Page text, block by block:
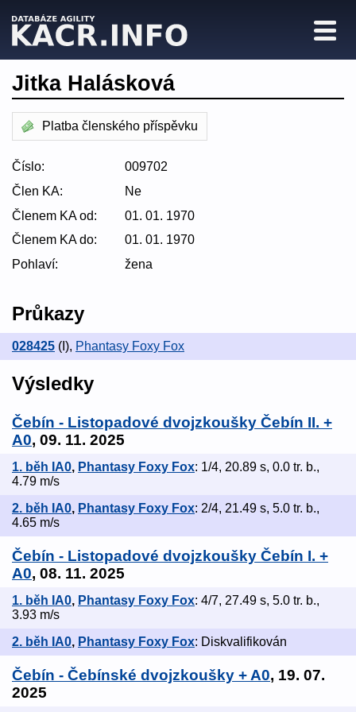
Jitka Halásková
Platba členského příspěvku
Číslo:
009702
Člen KA:
Ne
Členem KA od:
01. 01. 1970
Členem KA do:
01. 01. 1970
Pohlaví:
žena
Průkazy
028425 (I), Phantasy Foxy Fox
Výsledky
Čebín - Listopadové dvojzkoušky Čebín II. +
A0, 09. 11. 2025
1. běh IA0, Phantasy Foxy Fox: 1/4, 20.89 s, 0.0 tr. b.,
4.79 m/s
2. běh IA0, Phantasy Foxy Fox: 2/4, 21.49 s, 5.0 tr. b.,
4.65 m/s
Čebín - Listopadové dvojzkoušky Čebín I. +
A0, 08. 11. 2025
1. běh IA0, Phantasy Foxy Fox: 4/7, 27.49 s, 5.0 tr. b.,
3.93 m/s
2. běh IA0, Phantasy Foxy Fox: Diskvalifikován
Čebín - Čebínské dvojzkoušky + A0, 19. 07.
2025